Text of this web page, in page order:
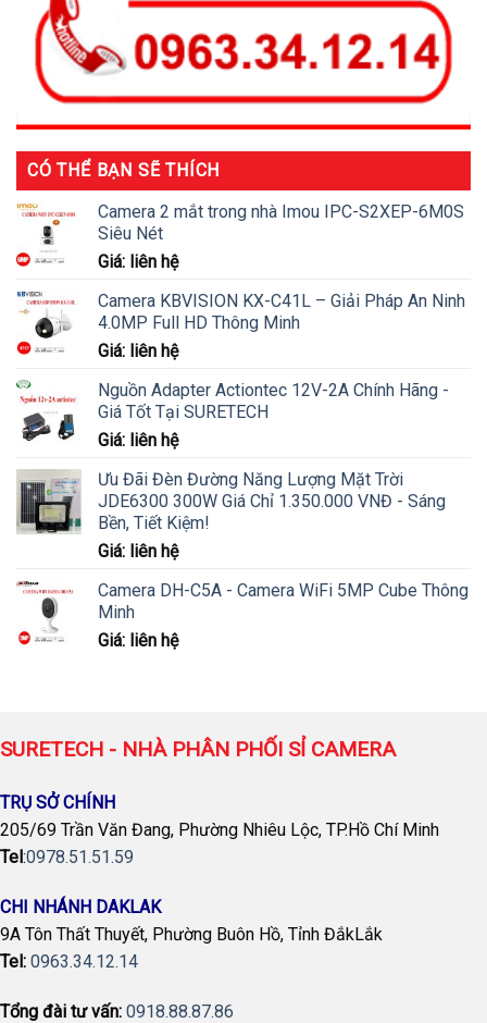
CÓ THỂ BẠN SẼ THÍCH
Camera 2 mắt trong nhà Imou IPC-S2XEP-6M0S
Siêu Nét
Giá: liên hệ
Camera KBVISION KX-C41L – Giải Pháp An Ninh
4.0MP Full HD Thông Minh
Giá: liên hệ
Nguồn Adapter Actiontec 12V-2A Chính Hãng -
Giá Tốt Tại SURETECH
Giá: liên hệ
Ưu Đãi Đèn Đường Năng Lượng Mặt Trời
JDE6300 300W Giá Chỉ 1.350.000 VNĐ - Sáng
Bền, Tiết Kiệm!
Giá: liên hệ
Camera DH-C5A - Camera WiFi 5MP Cube Thông
Minh
Giá: liên hệ
SURETECH - NHÀ PHÂN PHỐI SỈ CAMERA
TRỤ SỞ CHÍNH
205/69 Trần Văn Đang, Phường Nhiêu Lộc, TP.Hồ Chí Minh
Tel :0978.51.51.59
CHI NHÁNH DAKLAK
9A Tôn Thất Thuyết, Phường Buôn Hồ, Tỉnh ĐắkLắk
Tel: 0963.34.12.14
Tổng đài tư vấn: 0918.88.87.86